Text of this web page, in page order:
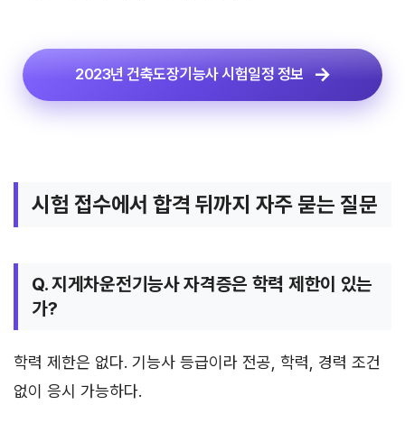
2023년 건축도장기능사 시험일정 정보
시험 접수에서 합격 뒤까지 자주 묻는 질문
Q. 지게차운전기능사 자격증은 학력 제한이 있는
가?
학력 제한은 없다. 기능사 등급이라 전공, 학력, 경력 조건
없이 응시 가능하다.